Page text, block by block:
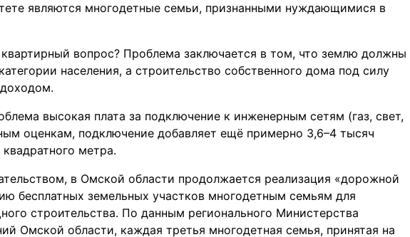
являются многодетные семьи, признанными нуждающимися в
вопрос? Проблема заключается в том, что землю должны
населения, а строительство собственного дома под силу
высокая плата за подключение к инженерным сетям (газ, свет,
оценкам, подключение добавляет ещё примерно 3,6–4 тысяч
метра.
в Омской области продолжается реализация «дорожной
бесплатных земельных участков многодетным семьям для
строительства. По данным регионального Министерства
Омской области, каждая третья многодетная семья, принятая на